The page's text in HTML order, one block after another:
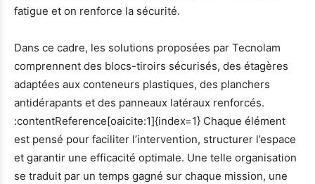
fatigue et on renforce la sécurité.
Dans ce cadre, les solutions proposées par Tecnolam
comprennent des blocs-tiroirs sécurisés, des étagères
adaptées aux conteneurs plastiques, des planchers
antidérapants et des panneaux latéraux renforcés.
:contentReference[oaicite:1]{index=1} Chaque élément
est pensé pour faciliter l’intervention, structurer l’espace
et garantir une efficacité optimale. Une telle organisation
se traduit par un temps gagné sur chaque mission, une